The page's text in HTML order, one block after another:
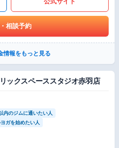
相談予約
情報をもっと見る
ックスペーススタジオ赤羽店
内のジムに通いたい人
ガを始めたい人